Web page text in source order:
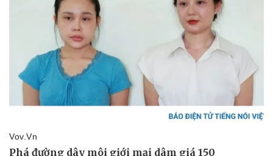
Làm đẹp - giảm cân
Phòng mạch online
Ăn sạch sống khỏe